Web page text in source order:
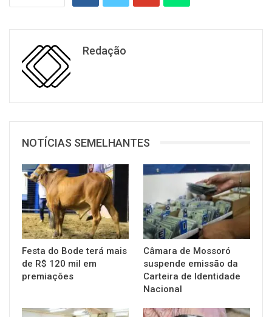
Redação
NOTÍCIAS SEMELHANTES
Festa do Bode terá mais
de R$ 120 mil em
premiações
Câmara de Mossoró
suspende emissão da
Carteira de Identidade
Nacional